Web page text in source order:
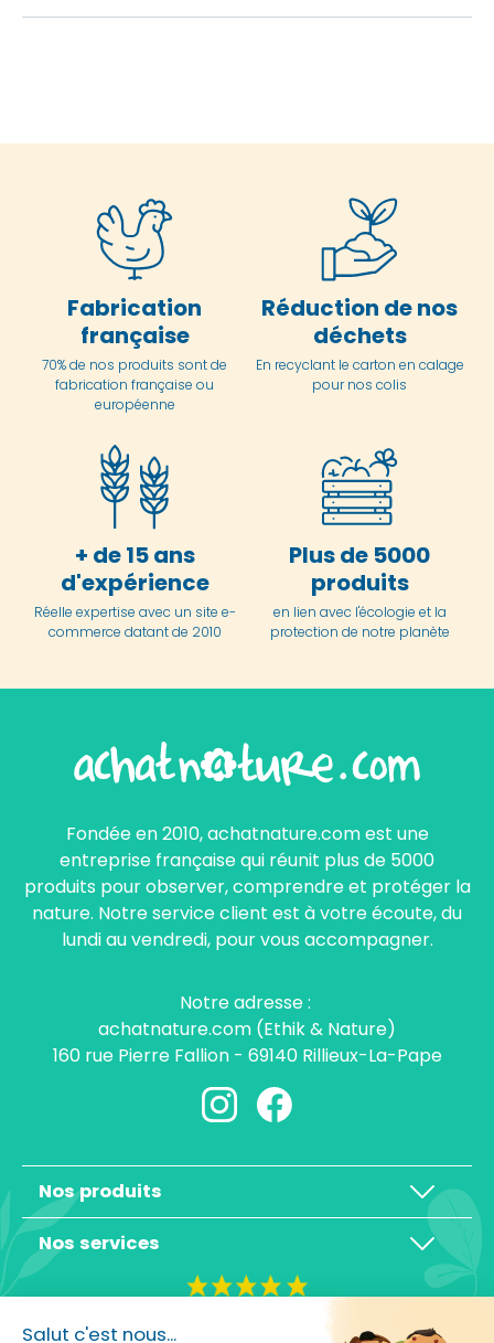
Salut c'est nous...
Fabrication
française
70% de nos produits sont de
fabrication française ou
européenne
Réduction de nos
déchets
En recyclant le carton en calage
pour nos colis
+ de 15 ans
d'expérience
Réelle expertise avec un site e-
commerce datant de 2010
Plus de 5000
produits
en lien avec l'écologie et la
protection de notre planète
Fondée en 2010, achatnature.com est une
entreprise française qui réunit plus de 5000
produits pour observer, comprendre et protéger la
nature. Notre service client est à votre écoute, du
lundi au vendredi, pour vous accompagner.
Notre adresse :
achatnature.com (Ethik & Nature)
160 rue Pierre Fallion - 69140 Rillieux-La-Pape
Nos produits
Nos services